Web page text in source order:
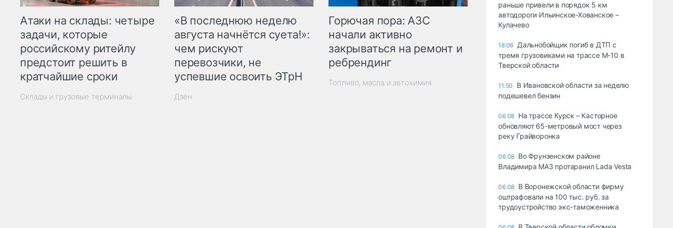
Атаки на склады: четыре
задачи, которые
российскому ритейлу
предстоит решить в
кратчайшие сроки
Склады и грузовые терминалы
«В последнюю неделю
августа начнётся суета!»:
чем рискуют
перевозчики, не
успевшие освоить ЭТрН
Дзен
Горючая пора: АЗС
начали активно
закрываться на ремонт и
ребрендинг
Топливо, масла и автохимия
раньше привели в порядок 5 км
автодороги Ильинское-Хованское –
Кулачево
18:06 Дальнобойщик погиб в ДТП с
тремя грузовиками на трассе М-10 в
Тверской области
11:50
В Ивановской области за неделю
подешевел бензин
06.08 На трассе Курск – Касторное
обновляют 65-метровый мост через
реку Грайворонка
06.08 Во Фрунзенском районе
Владимира МАЗ протаранил Lada Vesta
06.08 В Воронежской области фирму
оштрафовали на 100 тыс. руб. за
трудоустройство экс-таможенника